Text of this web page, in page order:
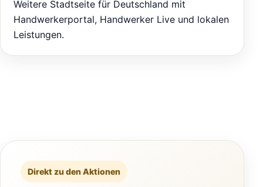
Weitere Stadtseite für Deutschland mit
Handwerkerportal, Handwerker Live und lokalen
Leistungen.
Direkt zu den Aktionen